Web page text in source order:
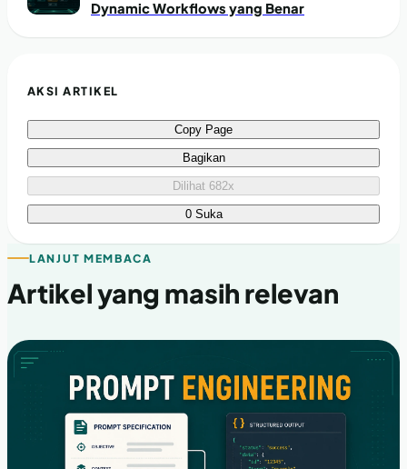
Dynamic Workflows yang Benar
AKSI ARTIKEL
Copy Page
Bagikan
Dilihat 682x
0 Suka
LANJUT MEMBACA
Artikel yang masih relevan